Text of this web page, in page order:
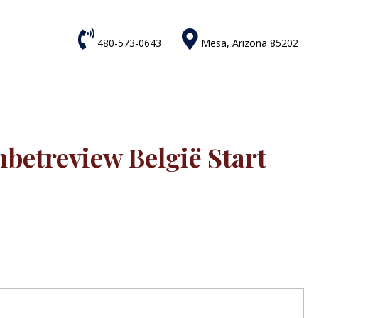
 480-573-0643  Mesa, Arizona 85202
België Start